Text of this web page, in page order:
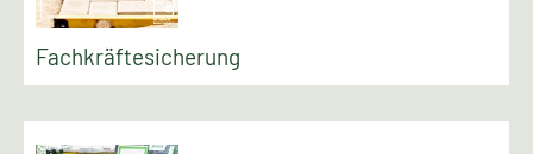
Fachkräftesicherung